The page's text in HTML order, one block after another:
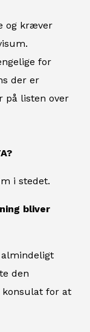
og kræver
for
der er
på listen over
i stedet.
bliver
almindeligt
den
for at